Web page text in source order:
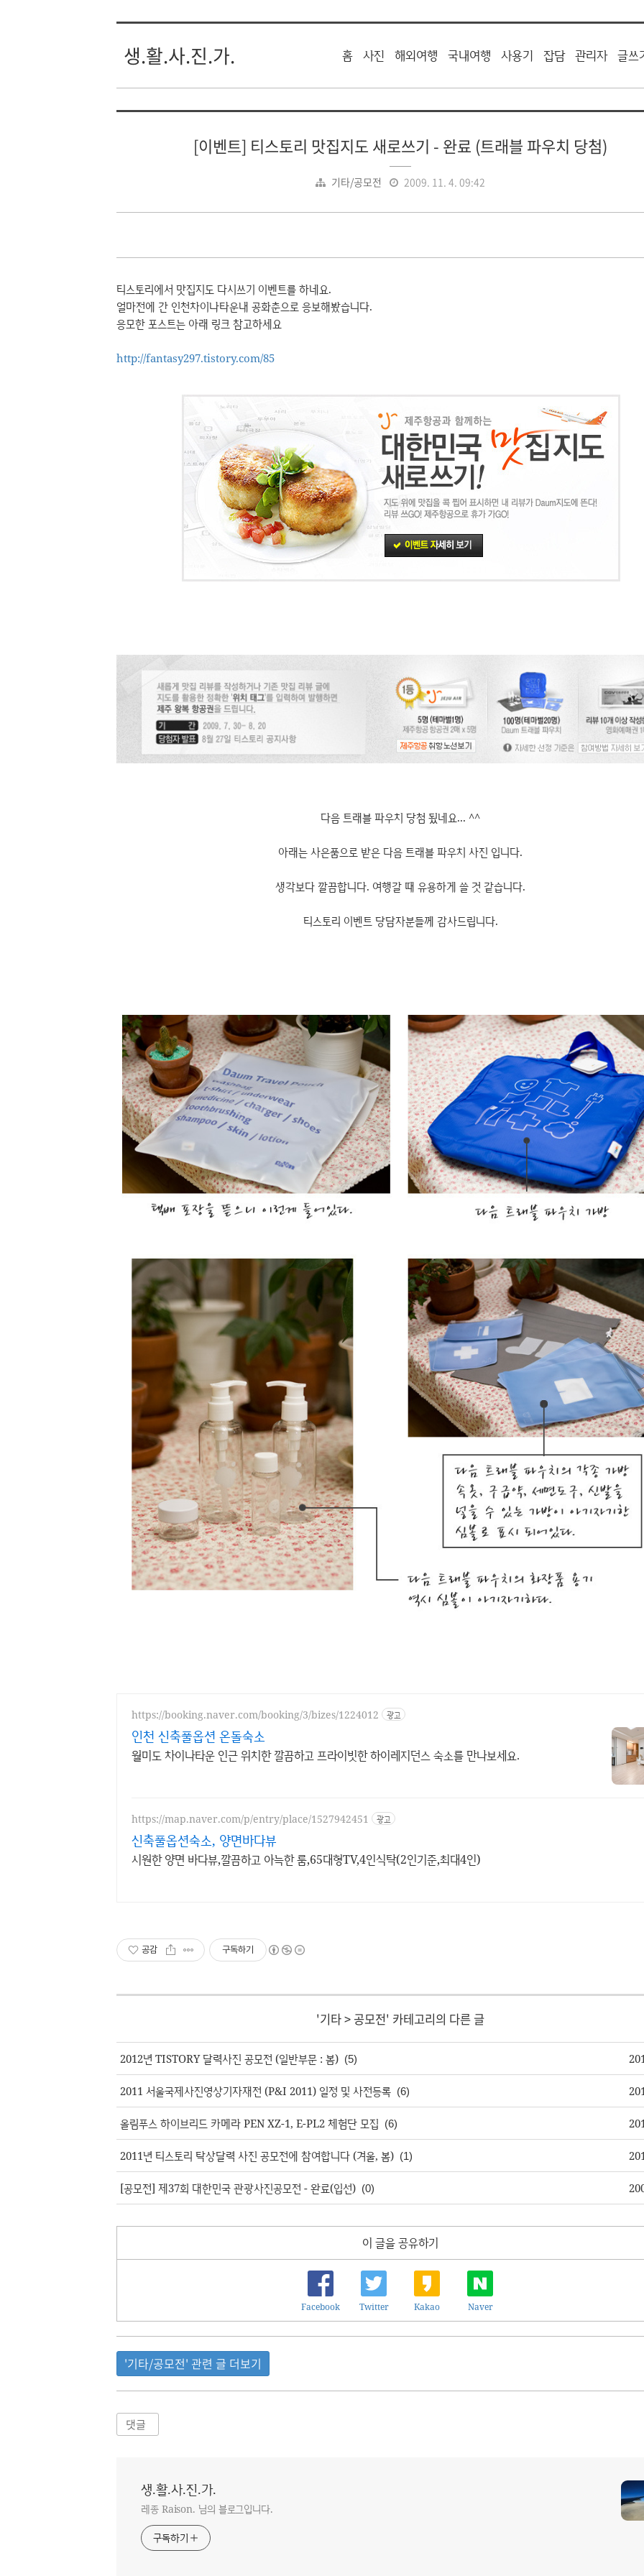
생.활.사.진.가. 홈 사진 해외여행 국내여행 사용기 잡담 관리자 글쓰
[이벤트] 티스토리 맛집지도 새로쓰기 - 완료 (트래블 파우치 당첨)
기타/공모전 2009. 11. 4. 09:42
티스토리에서 맛집지도 다시쓰기 이벤트를 하네요.
얼마전에 간 인천차이나타운내 공화춘으로 응보해봤습니다.
응모한 포스트는 아래 링크 참고하세요
http://fantasy297.tistory.com/85
다음 트래블 파우치 당첨 됬네요... ^^
아래는 사은품으로 받은 다음 트래블 파우치 사진 입니다.
생각보다 깔끔합니다. 여행갈 때 유용하게 쓸 것 같습니다.
티스토리 이벤트 당담자분들께 감사드립니다.
https://booking.naver.com/booking/3/bizes/1224012 광고
인천 신축풀옵션 온돌숙소
월미도 차이나타운 인근 위치한 깔끔하고 프라이빗한 하이레지던스 숙소를 만나보세요.
https://map.naver.com/p/entry/place/1527942451 광고
신축풀옵션숙소, 양면바다뷰
시원한 양면 바다뷰,깔끔하고 아늑한 룸,65대형TV,4인식탁(2인기준,최대4인)
공감 구독하기
'기타> 공모전' 카테고리의 다른 글
2012년 TISTORY 달력사진 공모전 (일반부문 : 봄) (5)
2011 서울국제사진영상기자재전 (P&I 2011) 일정 및 사전등록 (6)
올림푸스 하이브리드 카메라 PEN XZ-1, E-PL2 체험단 모집 (6)
2011년 티스토리 탁상달력 사진 공모전에 참여합니다 (겨울, 봄) (1)
[공모전] 제37회 대한민국 관광사진공모전 - 완료(입선) (0)
이 글을 공유하기
Facebook Twitter Kakao Naver
'기타/공모전' 관련 글 더보기
댓글
생.활.사.진.가.
레종 Raison. 님의 블로그입니다.
구독하기